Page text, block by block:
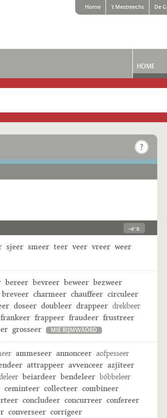
Home 't Mestreechs De
HOME
-eˑʀ
sjeer smeer teer veer vreer weer
bereer bevreer beweer bezweer
breveer charmeer chauffeer circuleer
doseer doubleer drappeer drekbeer
frankeer frappeer fraudeer frustreer
grosseer MIE RIJMWÄÖRD
ammeseer annonceer aofpesseer
attrappeer avvenceer azjiteer
beiardeer bendeleer bóbbeleer
ceminteer collecteer combineer
concludeer concurreer confereer
converseer corrigeer